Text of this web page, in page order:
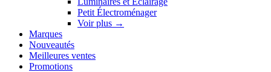
Petit Électroménager
Voir plus →
Marques
Nouveautés
Meilleures ventes
Promotions